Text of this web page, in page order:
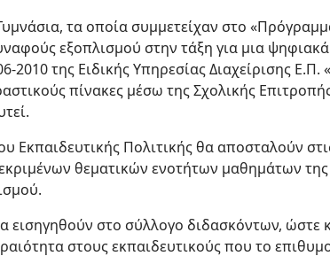
τα οποία συμμετείχαν στο
εξοπλισμού στην τάξη για μια
της Ειδικής Υπηρεσίας Διαχείρισης Ε.Π.
πίνακες μέσω της Σχολικής
Εκπαιδευτικής Πολιτικής θα αποσταλούν
θεματικών ενοτήτων μαθημάτων
εισηγηθούν στο σύλλογο διδασκόντων, ώστε
στους εκπαιδευτικούς που το